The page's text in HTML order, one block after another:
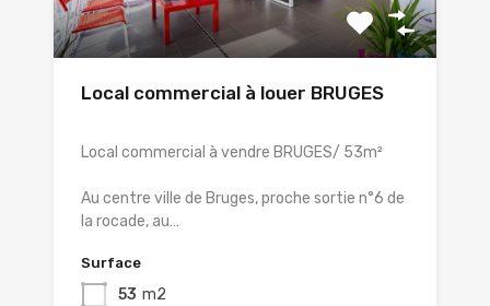
Local commercial à louer BRUGES
Local commercial à vendre BRUGES/ 53m²
Au centre ville de Bruges, proche sortie n°6 de
la rocade, au…
Surface
53 m2